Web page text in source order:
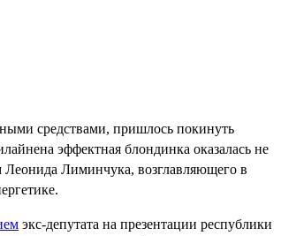
средствами, пришлось покинуть
эффектная блондинка оказалась не
Леонида Лиминчука, возглавляющего в
экс-депутата на презентации республики